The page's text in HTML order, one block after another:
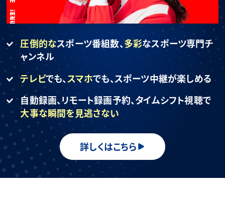
圧倒的なスポーツ番組数、多彩なスポーツ専門チ
ャンネル
テレビでも、スマホでも、スポーツ中継が楽しめる
自動録画、リモート録画予約、タイムシフト視聴で
大事な瞬間を見逃さない
詳しくはこちら